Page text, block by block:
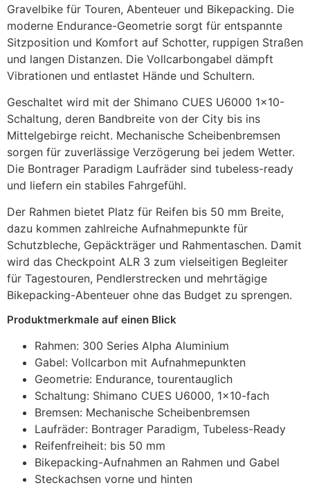
Gravelbike für Touren, Abenteuer und Bikepacking. Die
moderne Endurance-Geometrie sorgt für entspannte
Sitzposition und Komfort auf Schotter, ruppigen Straßen
und langen Distanzen. Die Vollcarbongabel dämpft
Vibrationen und entlastet Hände und Schultern.
Geschaltet wird mit der Shimano CUES U6000 1×10-
Schaltung, deren Bandbreite von der City bis ins
Mittelgebirge reicht. Mechanische Scheibenbremsen
sorgen für zuverlässige Verzögerung bei jedem Wetter.
Die Bontrager Paradigm Laufräder sind tubeless-ready
und liefern ein stabiles Fahrgefühl.
Der Rahmen bietet Platz für Reifen bis 50 mm Breite,
dazu kommen zahlreiche Aufnahmepunkte für
Schutzbleche, Gepäckträger und Rahmentaschen. Damit
wird das Checkpoint ALR 3 zum vielseitigen Begleiter
für Tagestouren, Pendlerstrecken und mehrtägige
Bikepacking-Abenteuer ohne das Budget zu sprengen.
Produktmerkmale auf einen Blick
Rahmen: 300 Series Alpha Aluminium
Gabel: Vollcarbon mit Aufnahmepunkten
Geometrie: Endurance, tourentauglich
Schaltung: Shimano CUES U6000, 1×10-fach
Bremsen: Mechanische Scheibenbremsen
Laufräder: Bontrager Paradigm, Tubeless-Ready
Reifenfreiheit: bis 50 mm
Bikepacking-Aufnahmen an Rahmen und Gabel
Steckachsen vorne und hinten